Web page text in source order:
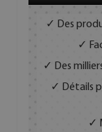
✓ Des
✓
✓ Des
✓ Détails
✓